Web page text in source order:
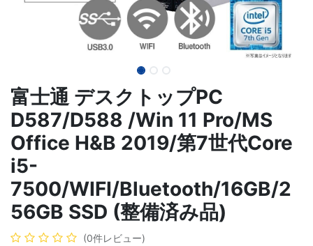
富士通 デスクトップPC
D587/D588 /Win 11 Pro/MS
Office H&B 2019/第7世代Core
i5-
7500/WIFI/Bluetooth/16GB/2
56GB SSD (整備済み品)
(0件レビュー)